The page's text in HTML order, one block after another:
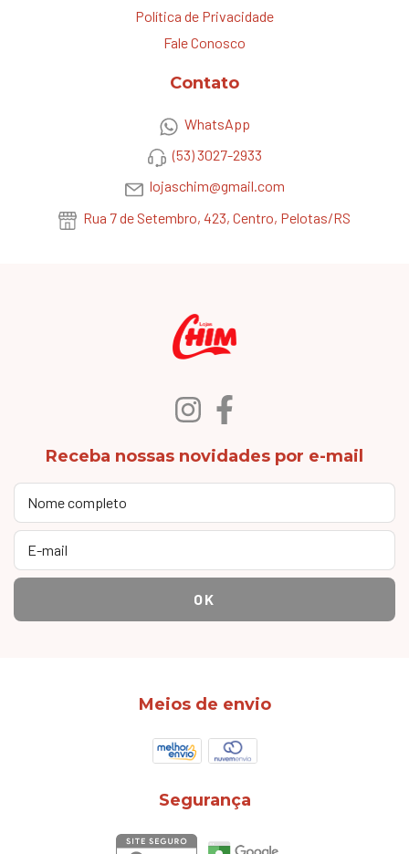
Política de Privacidade
Fale Conosco
Contato
WhatsApp
(53) 3027-2933
lojaschim@gmail.com
Rua 7 de Setembro, 423, Centro, Pelotas/RS
Receba nossas novidades por e-mail
Meios de envio
Segurança